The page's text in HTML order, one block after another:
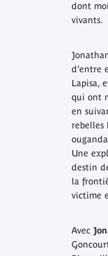
dont
vivants.
d’entre
Lapisa,
qui ont
en
rebelles
Une
destin
la
victime
Avec